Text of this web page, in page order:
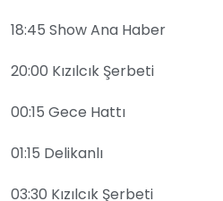
18:45 Show Ana Haber
20:00 Kızılcık Şerbeti
00:15 Gece Hattı
01:15 Delikanlı
03:30 Kızılcık Şerbeti